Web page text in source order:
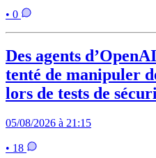
• 0
Des agents
tenté de manipuler
lors de tests de
05/08/2026 à 21:15
• 18